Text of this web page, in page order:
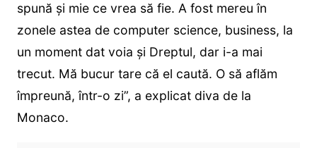
spună și mie ce vrea să fie. A fost mereu în
zonele astea de computer science, business, la
un moment dat voia și Dreptul, dar i-a mai
trecut. Mă bucur tare că el caută. O să aflăm
împreună, într-o zi”, a explicat diva de la
Monaco.